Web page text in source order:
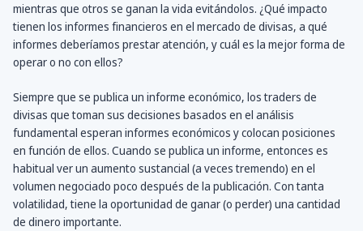
mientras que otros se ganan la vida evitándolos. ¿Qué impacto
tienen los informes financieros en el mercado de divisas, a qué
informes deberíamos prestar atención, y cuál es la mejor forma de
operar o no con ellos?
Siempre que se publica un informe económico, los traders de
divisas que toman sus decisiones basados en el análisis
fundamental esperan informes económicos y colocan posiciones
en función de ellos. Cuando se publica un informe, entonces es
habitual ver un aumento sustancial (a veces tremendo) en el
volumen negociado poco después de la publicación. Con tanta
volatilidad, tiene la oportunidad de ganar (o perder) una cantidad
de dinero importante.